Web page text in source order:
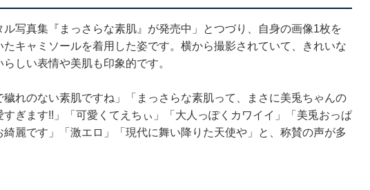
写真集『まっさらな素肌』が発売中」とつづり、自身の画像1枚を
キャミソールを着用した姿です。横から撮影されていて、きれいな
しい表情や美肌も印象的です。
れのない素肌ですね」「まっさらな素肌って、まさに美兎ちゃんの
ぎます!!」「可愛くてえちぃ」「大人っぽくカワイイ」「美兎おっぱ
麗です」「激エロ」「現代に舞い降りた天使や」と、称賛の声が多